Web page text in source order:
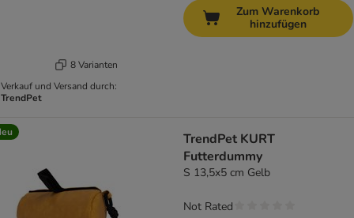
8 Varianten
Verkauf und Versand durch:
TrendPet
Zum Warenkorb
hinzufügen
TrendPet KURT
Futterdummy
S 13,5x5 cm Gelb
Not Rated